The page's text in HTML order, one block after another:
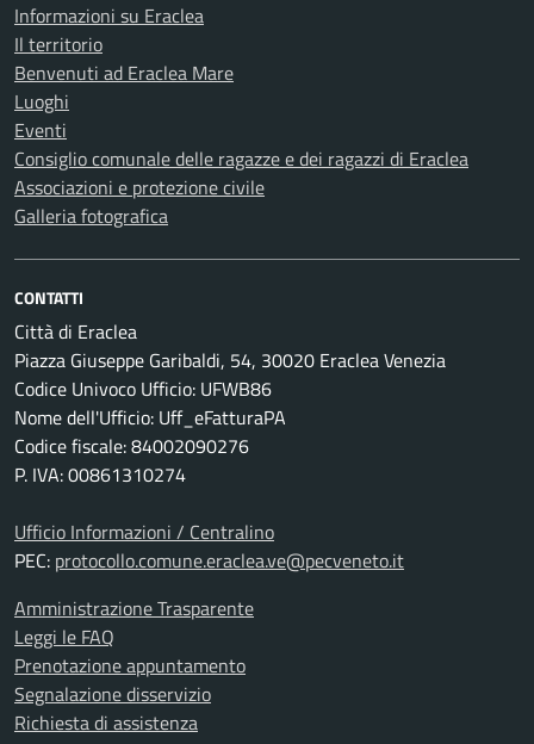
Informazioni su Eraclea
Il territorio
Benvenuti ad Eraclea Mare
Luoghi
Eventi
Consiglio comunale delle ragazze e dei ragazzi di Eraclea
Associazioni e protezione civile
Galleria fotografica
CONTATTI
Città di Eraclea
Piazza Giuseppe Garibaldi, 54, 30020 Eraclea Venezia
Codice Univoco Ufficio: UFWB86
Nome dell'Ufficio: Uff_eFatturaPA
Codice fiscale: 84002090276
P. IVA: 00861310274
Ufficio Informazioni / Centralino
PEC: protocollo.comune.eraclea.ve@pecveneto.it
Amministrazione Trasparente
Leggi le FAQ
Prenotazione appuntamento
Segnalazione disservizio
Richiesta di assistenza